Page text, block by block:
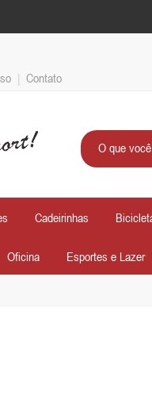
| Contato
Cadeirinhas
Oficina Esportes e Lazer